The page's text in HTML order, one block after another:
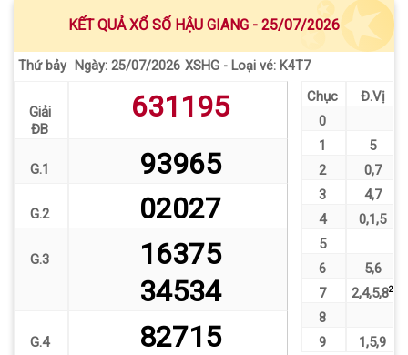
KẾT QUẢ XỔ SỐ HẬU GIANG - 25/07/2026
Thứ bảy Ngày: 25/07/2026 XSHG - Loại vé: K4T7
Giải
ĐB
631195
G.1 93965
G.2 02027
G.3
16375
34534
G.4
82715
Chục
Đ.Vị
0
1
5
2
0,7
3
4,7
4
0,1,5
5
6
5,6
7
2,4,5,82
8
9
1,5,9